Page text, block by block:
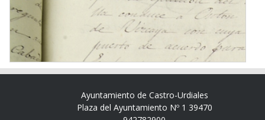
Ayuntamiento de Castro-Urdiales
Plaza del Ayuntamiento Nº 1 39470